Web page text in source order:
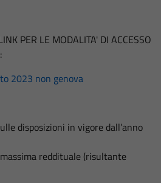
PER LE MODALITA' DI ACCESSO
2023 non genova
disposizioni in vigore dall’anno
reddituale (risultante